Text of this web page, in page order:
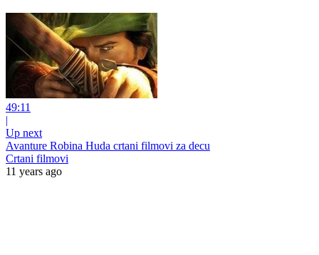
49:11
|
Up next
Avanture Robina Huda crtani filmovi za decu
Crtani filmovi
11 years ago